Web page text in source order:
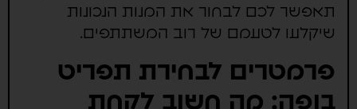
תאפשר לכם לבחור את המנות הנכונות
שיקלעו לטעמם של רוב המשתתפים.
פרמטרים לבחירת תפריט
בופה: מה חשוב לקחת